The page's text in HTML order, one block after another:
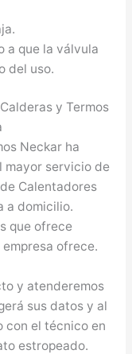
a que la válvula
del uso.
y Termos
Neckar ha
mayor servicio de
Calentadores
a domicilio.
que ofrece
ofrece.
y atenderemos
sus datos y al
con el técnico en
estropeado.